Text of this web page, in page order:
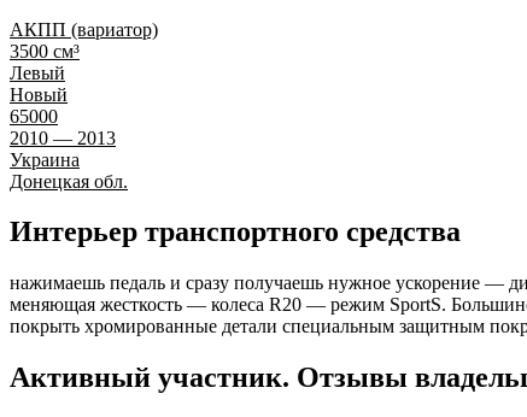
АКПП (вариатор)
3500 см³
Левый
Новый
65000
2010 — 2013
Украина
Донецкая обл.
Интерьер транспортного средства
нажимаешь педаль и сразу получаешь нужное ускорение —
меняющая жесткость — колеса R20 — режим SportS.
покрыть хромированные детали специальным защитным
Активный участник. Отзывы